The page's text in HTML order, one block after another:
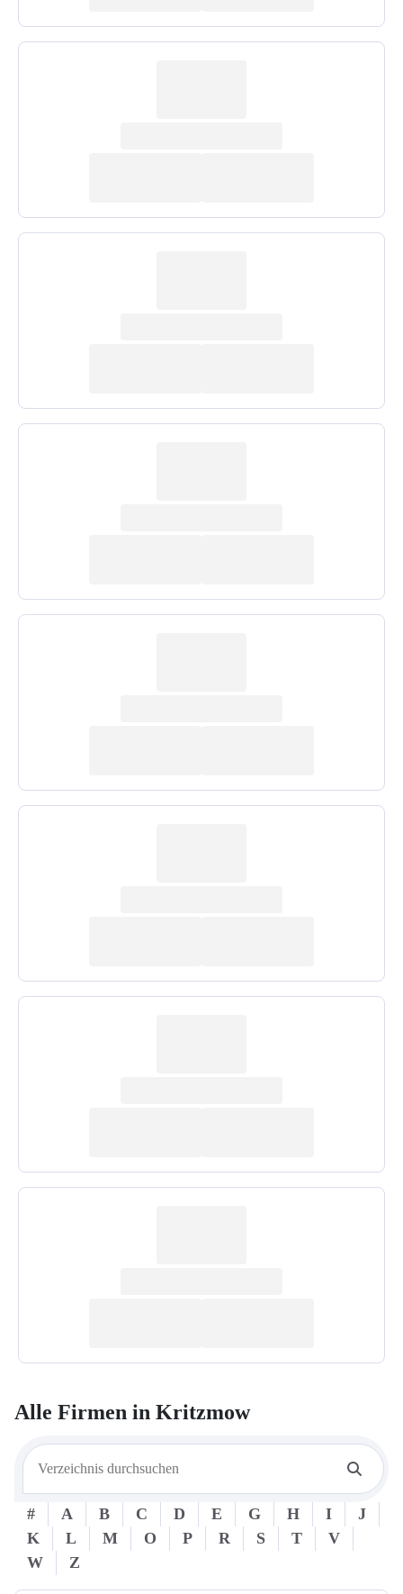
Alle Firmen in Kritzmow
# A B C D E G H I
J
K
L M O P R S T
V
W
Z